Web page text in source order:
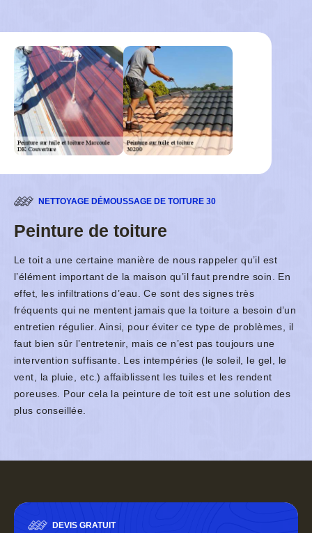
NETTOYAGE DÉMOUSSAGE DE TOITURE 30
Peinture de toiture
Le toit a une certaine manière de nous rappeler qu’il est
l’élément important de la maison qu’il faut prendre soin. En
effet, les infiltrations d’eau. Ce sont des signes très
fréquents qui ne mentent jamais que la toiture a besoin d’un
entretien régulier. Ainsi, pour éviter ce type de problèmes, il
faut bien sûr l’entretenir, mais ce n’est pas toujours une
intervention suffisante. Les intempéries (le soleil, le gel, le
vent, la pluie, etc.) affaiblissent les tuiles et les rendent
poreuses. Pour cela la peinture de toit est une solution des
plus conseillée.
DEVIS GRATUIT